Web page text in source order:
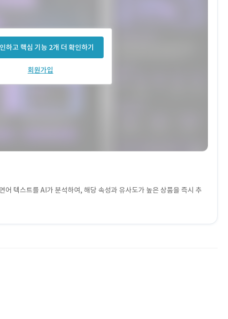
하고 핵심 기능 2개 더 확인하기
회원가입
어 텍스트를 AI가 분석하여, 해당 속성과 유사도가 높은 상품을 즉시 추